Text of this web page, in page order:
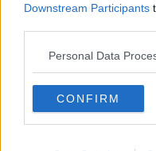
Downstream Participants
Personal Data
CONFIRM
Se vuoi leggere le notizie
Newsletter QUInews -
alle 20:00 direttamente
Basta cliccareQUI
Ti potrebbe interessare